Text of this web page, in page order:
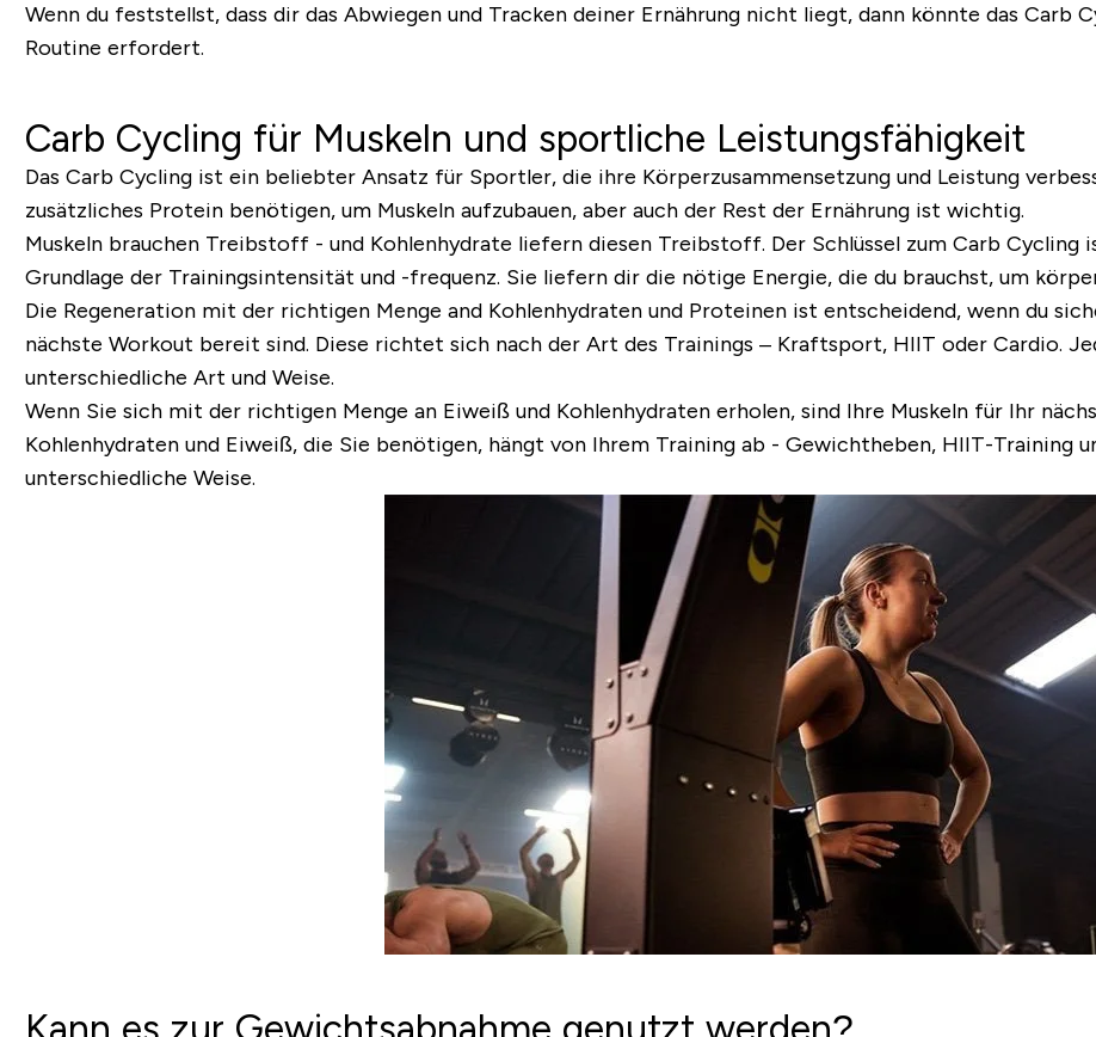
Wenn du feststellst, dass dir das Abwiegen und Tracken deiner Ernährung nicht liegt, dann könnte das Carb
Routine erfordert.
Carb Cycling für Muskeln und sportliche Leistungsfähigkeit
Das Carb Cycling ist ein beliebter Ansatz für Sportler, die ihre Körperzusammensetzung und Leistung
zusätzliches Protein benötigen, um Muskeln aufzubauen, aber auch der Rest der Ernährung ist wichtig.
Muskeln brauchen Treibstoff - und Kohlenhydrate liefern diesen Treibstoff. Der Schlüssel zum Carb Cycling
Grundlage der Trainingsintensität und -frequenz. Sie liefern dir die nötige Energie, die du brauchst, um
Die Regeneration mit der richtigen Menge and Kohlenhydraten und Proteinen ist entscheidend, wenn du
nächste Workout bereit sind. Diese richtet sich nach der Art des Trainings – Kraftsport, HIIT oder Cardio.
unterschiedliche Art und Weise.
Wenn Sie sich mit der richtigen Menge an Eiweiß und Kohlenhydraten erholen, sind Ihre Muskeln für Ihr
Kohlenhydraten und Eiweiß, die Sie benötigen, hängt von Ihrem Training ab - Gewichtheben, HIIT-Training
unterschiedliche Weise.
Kann es zur Gewichtsabnahme genutzt werden?